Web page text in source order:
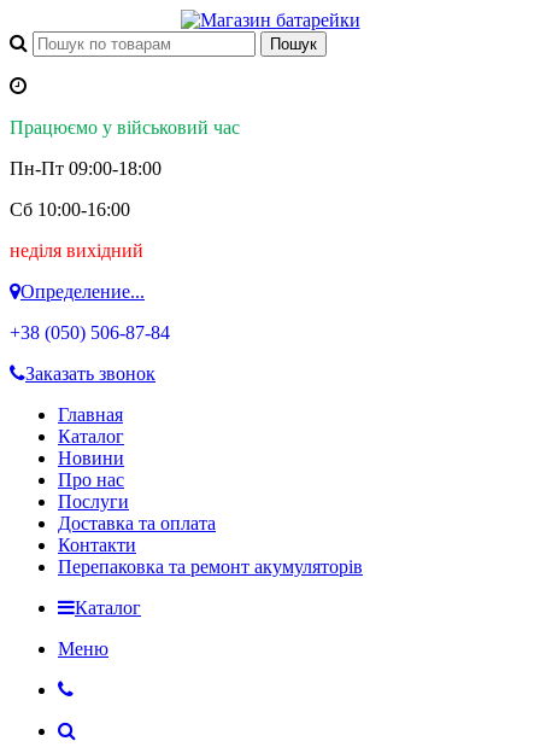
Працюємо у військовий час
Пн-Пт 09:00-18:00
Сб 10:00-16:00
неділя вихідний
Определение...
+38 (050) 506-87-84
Заказать звонок
Главная
Каталог
Новини
Про нас
Послуги
Доставка та оплата
Контакти
Перепаковка та ремонт акумуляторів
Каталог
Меню